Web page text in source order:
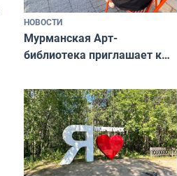
НОВОСТИ
Мурманская Арт-
библиотека приглашает к
и фотографов